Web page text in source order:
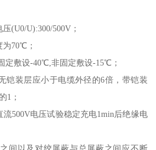
(U0/U):300/500V；
为70℃；
定敷设-40℃,非固定敷设-15℃；
铠装层应小于电缆外径的6倍，带铠装
1；
500V电压试验稳定充电1min后绝缘电